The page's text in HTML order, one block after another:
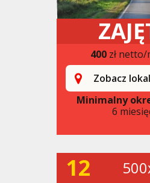
400zł netto/
Zobacz
Minimalny
6
12